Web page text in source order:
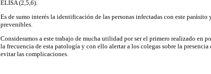
ELISA (2,5,6).
Es de sumo interés la identificación de las personas infectadas con este
prevenibles.
Consideramos a este trabajo de mucha utilidad por ser el primero realizado en
la frecuencia de esta patología y con ello alertar a los colegas sobre la
evitar las complicaciones.